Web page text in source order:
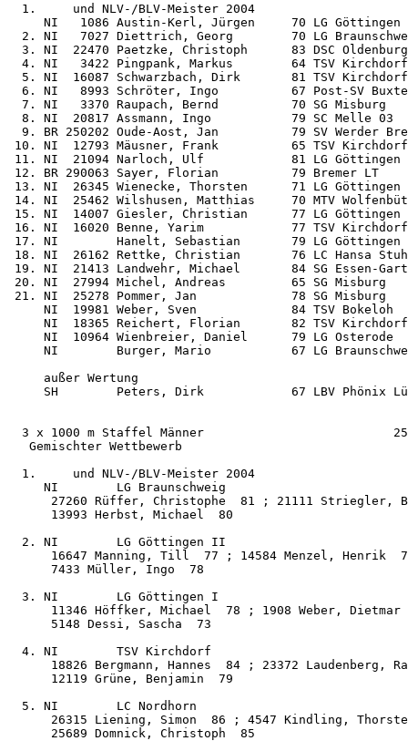
  1.     und NLV-/BLV-Meister 2004
NI   1086 Austin-Kerl, Jürgen     70 LG Göttingen
2. NI   7027 Diettrich, Georg        70 LG
3. NI  22470 Paetzke, Christoph      83 DSC
4. NI   3422 Pingpank, Markus        64 TSV
5. NI  16087 Schwarzbach, Dirk       81 TSV
6. NI   8993 Schröter, Ingo          67 Post-SV
7. NI   3370 Raupach, Bernd          70 SG Misburg
8. NI  20817 Assmann, Ingo           79 SC Melle 03
9. BR 250202 Oude-Aost, Jan          79 SV Werder
10. NI  12793 Mäusner, Frank          65 TSV
11. NI  21094 Narloch, Ulf            81 LG
12. BR 290063 Sayer, Florian          79 Bremer LT
13. NI  26345 Wienecke, Thorsten      71 LG
14. NI  25462 Wilshusen, Matthias     70 MTV
15. NI  14007 Giesler, Christian      77 LG
16. NI  16020 Benne, Yarim            77 TSV
17. NI        Hanelt, Sebastian       79 LG
18. NI  26162 Rettke, Christian       76 LC Hansa
19. NI  21413 Landwehr, Michael       84 SG Essen-
20. NI  27994 Michel, Andreas         65 SG
21. NI  25278 Pommer, Jan             78 SG
NI  19981 Weber, Sven             84 TSV Bokeloh
NI  18365 Reichert, Florian       82 TSV
NI  10964 Wienbreier, Daniel      79 LG Osterode
NI        Burger, Mario           67 LG
     außer Wertung
SH        Peters, Dirk            67 LBV Phönix
3 x 1000 m Staffel Männer
   Gemischter Wettbewerb
  1.     und NLV-/BLV-Meister 2004
NI        LG Braunschweig
27260 Rüffer, Christophe  81 ; 21111 Striegler,
      13993 Herbst, Michael  80
2. NI        LG Göttingen II
16647 Manning, Till  77 ; 14584 Menzel, Henrik
      7433 Müller, Ingo  78
3. NI        LG Göttingen I
11346 Höffker, Michael  78 ; 1908 Weber, Dietmar
      5148 Dessi, Sascha  73
4. NI        TSV Kirchdorf
18826 Bergmann, Hannes  84 ; 23372 Laudenberg,
      12119 Grüne, Benjamin  79
5. NI        LC Nordhorn
26315 Liening, Simon  86 ; 4547 Kindling,
      25689 Domnick, Christoph  85